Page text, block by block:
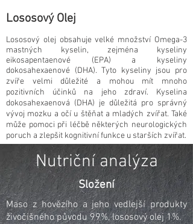
Lososový Olej
Lososový olej obsahuje velké množství Omega-3
mastných kyselin, zejména kyseliny
eikosapentaenové (EPA) a kyseliny
dokosahexaenové (DHA). Tyto kyseliny jsou pro
zvíře velmi důležité a mohou mít mnoho
pozitivních účinků na jeho zdraví. Kyselina
dokosahexaenová (DHA) je důležitá pro správný
vývoj mozku a očí u štěňat a mladých zvířat. Také
může pomoci při léčbě některých neurologických
poruch a zlepšit kognitivní funkce u starších zvířat.
Nutriční analýza
Složení
Maso z hovězího a jeho vedlejší produkty
živočišného původu 99%, lososový olej 1%.